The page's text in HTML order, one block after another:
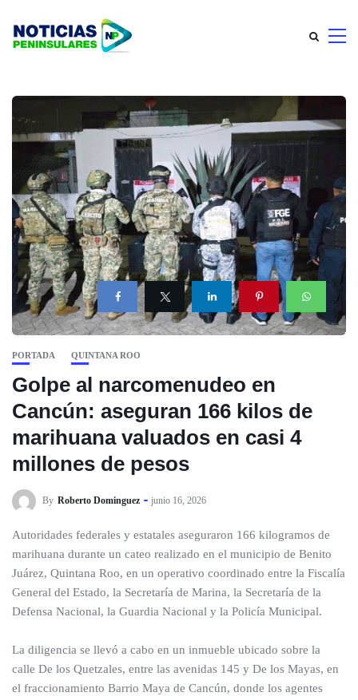
PORTADA QUINTANA ROO
Golpe al narcomenudeo en
Cancún: aseguran 166 kilos de
marihuana valuados en casi 4
millones de pesos
By Roberto Dominguez junio 16, 2026
Autoridades federales y estatales aseguraron 166 kilogramos de
marihuana durante un cateo realizado en el municipio de Benito
Juárez, Quintana Roo, en un operativo coordinado entre la Fiscalía
General del Estado, la Secretaría de Marina, la Secretaría de la
Defensa Nacional, la Guardia Nacional y la Policía Municipal.
La diligencia se llevó a cabo en un inmueble ubicado sobre la
calle De los Quetzales, entre las avenidas 145 y De los Mayas, en
el fraccionamiento Barrio Maya de Cancún, donde los agentes